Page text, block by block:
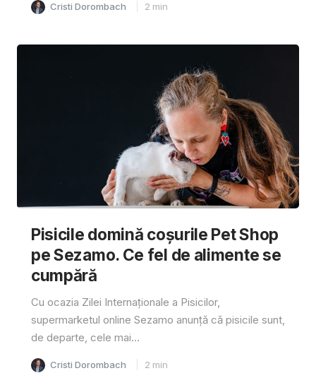
Cristi Dorombach 2 min
Pisicile domină coșurile Pet Shop
pe Sezamo. Ce fel de alimente se
cumpără
Cu ocazia Zilei Internaționale a Pisicilor,
supermarketul online Sezamo anunță că pisicile sunt,
de departe, cele mai...
Cristi Dorombach 2 min